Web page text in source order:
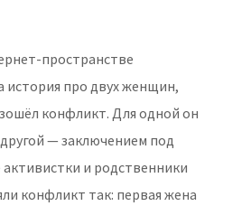
пространстве
история про двух женщин,
конфликт. Для одной он
— заключением под
и родственники
конфликт так: первая жена